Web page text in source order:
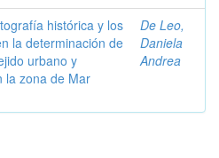
histórica y los
la determinación de
urbano y
la zona de Mar
De Leo,
Daniela
Andrea